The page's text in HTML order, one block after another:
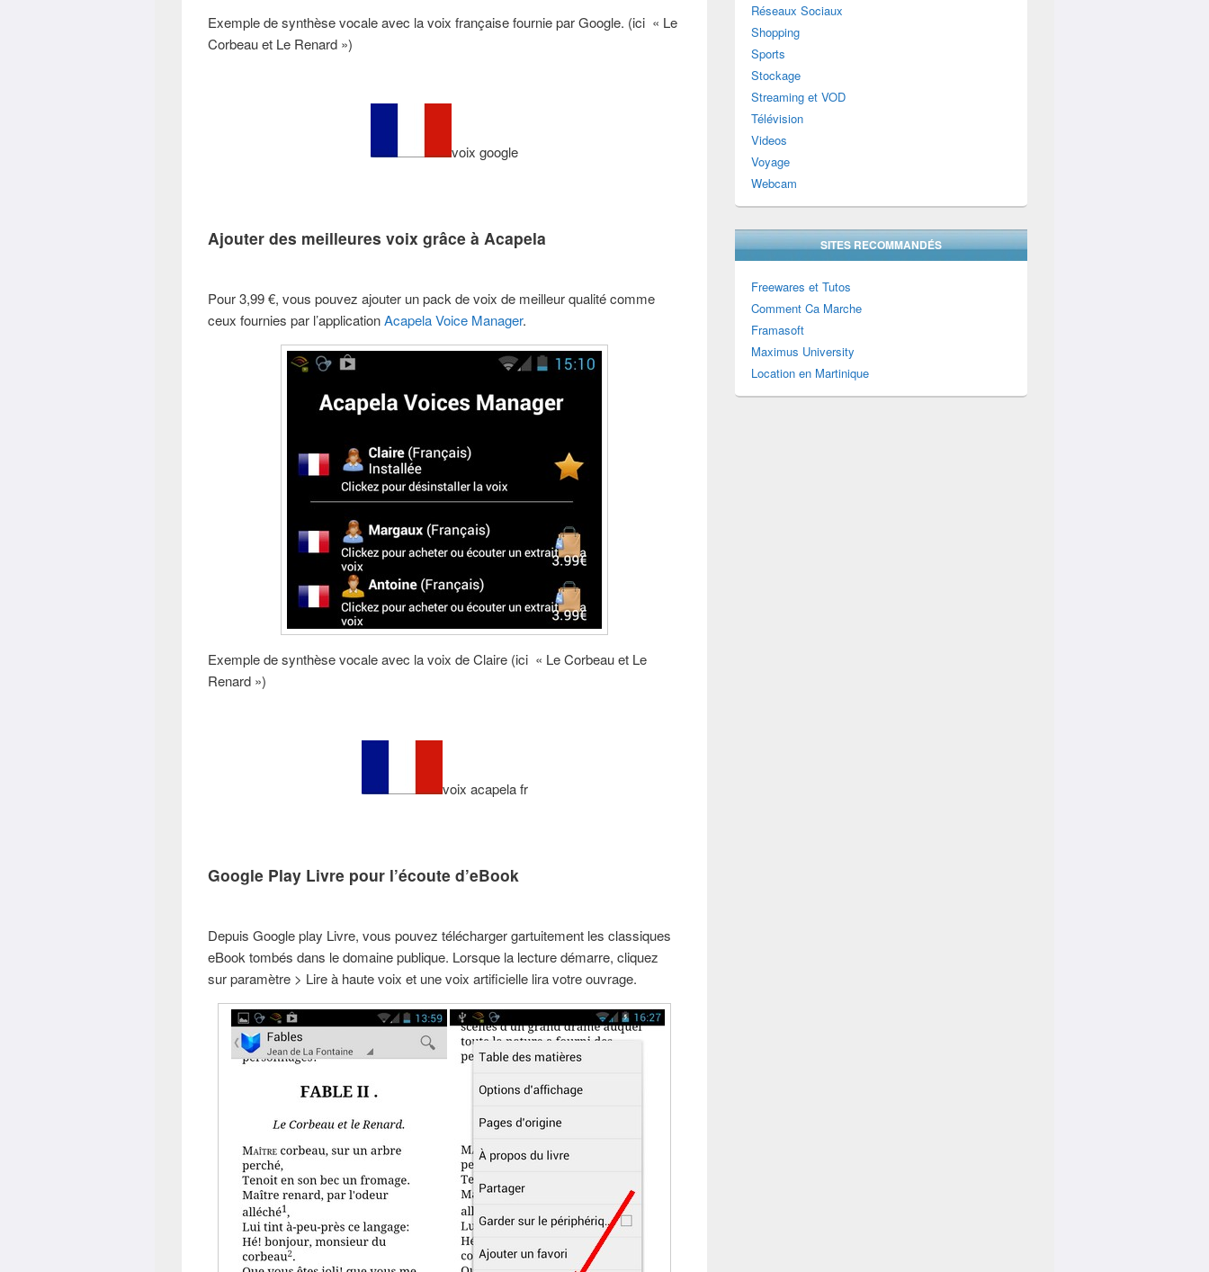
Exemple de synthèse vocale avec la voix française fournie par Google. (ici « Le
Corbeau et Le Renard »)
voix google
Ajouter des meilleures voix grâce à Acapela
Pour 3,99 €, vous pouvez ajouter un pack de voix de meilleur qualité comme
ceux fournies par l’applicationAcapela Voice Manager.
Exemple de synthèse vocale avec la voix de Claire (ici « Le Corbeau et Le
Renard »)
voix acapela fr
Google Play Livre pour l’écoute d’eBook
Depuis Google play Livre, vous pouvez télécharger gartuitement les classiques
eBook tombés dans le domaine publique. Lorsque la lecture démarre, cliquez
sur paramètre > Lire à haute voix et une voix artificielle lira votre ouvrage.
Réseaux Sociaux
Shopping
Sports
Stockage
Streaming et VOD
Télévision
Videos
Voyage
Webcam
SITES RECOMMANDÉS
Freewares et Tutos
Comment Ca Marche
Framasoft
Maximus University
Location en Martinique